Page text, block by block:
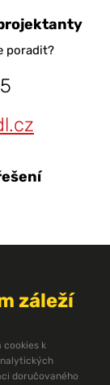
poradit?
záleží
cookies k
doručovaného